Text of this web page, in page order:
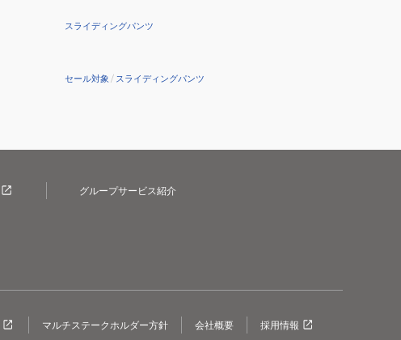
スライディングパンツ
セール対象 / スライディングパンツ
グループサービス紹介
マルチステークホルダー方針 会社概要 採用情報